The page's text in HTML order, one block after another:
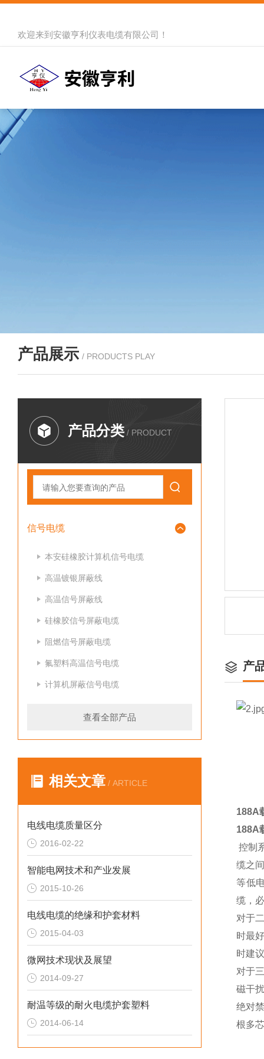
欢迎来到 安徽亨利仪表电缆有限公司 ！
产品展示 / PRODUCTS PLAY
产品分类 / PRODUCT
信号电缆
本安硅橡胶计算机信号电缆
高温镀银屏蔽线
高温信号屏蔽线
硅橡胶信号屏蔽电缆
阻燃信号屏蔽电缆
氟塑料高温信号电缆
计算机屏蔽信号电缆
查看全部产品
相关文章 / ARTICLE
电线电缆质量区分
2016-02-22
智能电网技术和产业发展
2015-10-26
电线电缆的绝缘和护套材料
2015-04-03
微网技术现状及展望
2014-09-27
耐温等级的耐火电缆护套塑料
2014-06-14
产
188A
188A
控制
缆之
等低
缆，
对于
时最
时建
对于
磁干
绝对
根多